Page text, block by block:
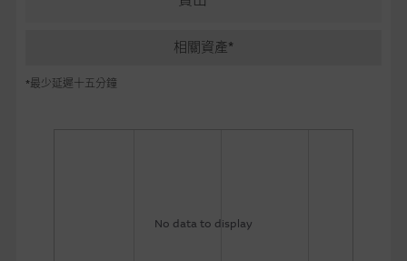
相關資產*
*最少延遲十五分鐘
No data to display